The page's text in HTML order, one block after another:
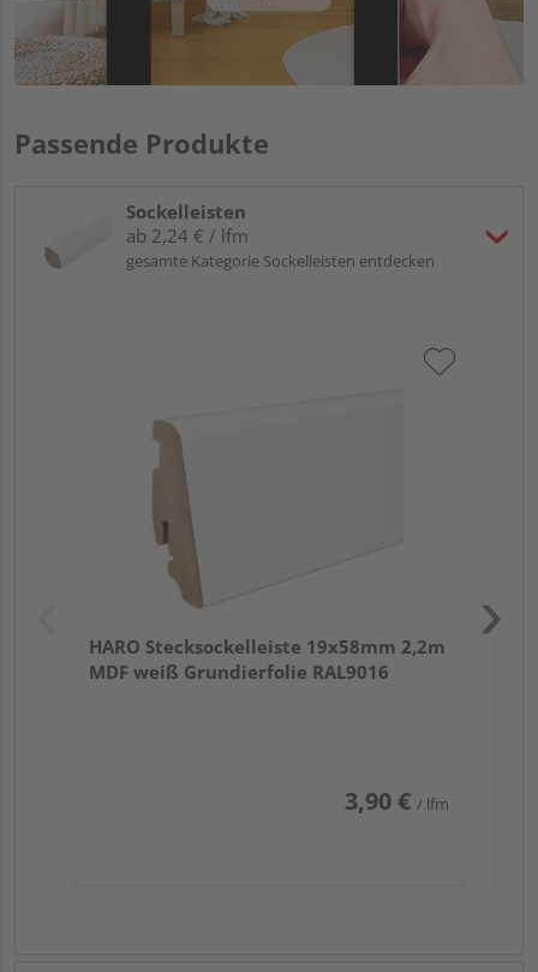
Passende Produkte
Sockelleisten
ab 2,24 € / lfm
gesamte Kategorie Sockelleisten entdecken
HARO Stecksockelleiste 19x58mm 2,2m
MDF weiß Grundierfolie RAL9016
3,90 € / lfm